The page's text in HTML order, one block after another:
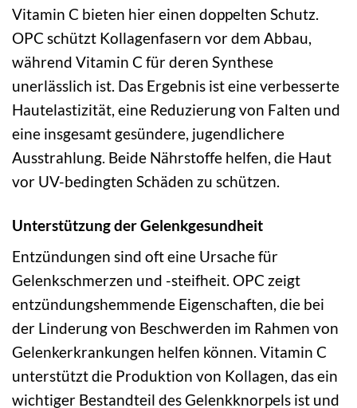
Vitamin C bieten hier einen doppelten Schutz.
OPC schützt Kollagenfasern vor dem Abbau,
während Vitamin C für deren Synthese
unerlässlich ist. Das Ergebnis ist eine verbesserte
Hautelastizität, eine Reduzierung von Falten und
eine insgesamt gesündere, jugendlichere
Ausstrahlung. Beide Nährstoffe helfen, die Haut
vor UV-bedingten Schäden zu schützen.
Unterstützung der Gelenkgesundheit
Entzündungen sind oft eine Ursache für
Gelenkschmerzen und -steifheit. OPC zeigt
entzündungshemmende Eigenschaften, die bei
der Linderung von Beschwerden im Rahmen von
Gelenkerkrankungen helfen können. Vitamin C
unterstützt die Produktion von Kollagen, das ein
wichtiger Bestandteil des Gelenkknorpels ist und